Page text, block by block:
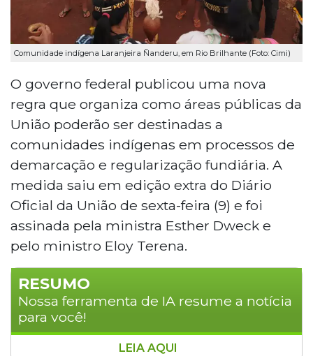
Comunidade indígena Laranjeira Ñanderu, em Rio Brilhante (Foto: Cimi)
O governo federal publicou uma nova
regra que organiza como áreas públicas da
União poderão ser destinadas a
comunidades indígenas em processos de
demarcação e regularização fundiária. A
medida saiu em edição extra do Diário
Oficial da União de sexta-feira (9) e foi
assinada pela ministra Esther Dweck e
pelo ministro Eloy Terena.
RESUMO
Nossa ferramenta de IA resume a notícia
para você!
LEIA AQUI